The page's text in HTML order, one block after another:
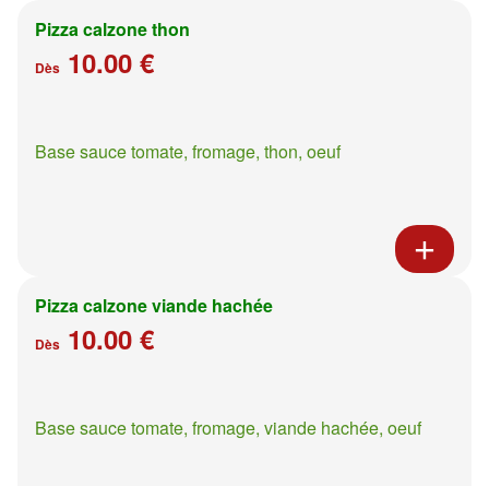
Pizza calzone thon
Dès 10.00 €
Base sauce tomate, fromage, thon, oeuf
Pizza calzone viande hachée
Dès 10.00 €
Base sauce tomate, fromage, viande hachée, oeuf